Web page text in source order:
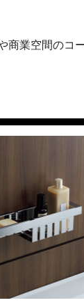
業空間のコ